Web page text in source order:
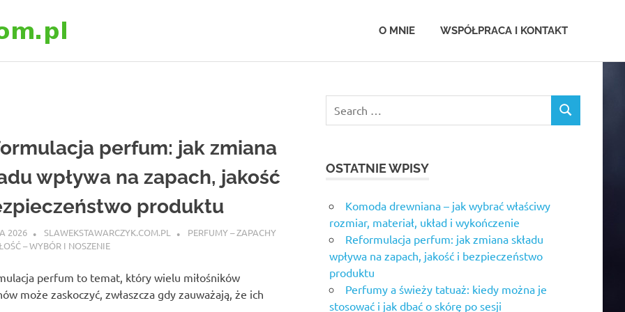
slawekstawarczyk.com.pl
O MNIE WSPÓŁPRACA I KONTAKT
perfum: jak zmiana
wpływa na zapach, jakość
produktu
2026 SLAWEKSTAWARCZYK.COM.PL
PERFUMY – ZAPACHY
– WYBÓR I NOSZENIE
perfum to temat, który wielu miłośników
może zaskoczyć, zwłaszcza gdy zauważają, że ich
OSTATNIE WPISY
Komoda drewniana – jak wybrać właściwy
rozmiar, materiał, układ i wykończenie
Reformulacja perfum: jak zmiana składu
wpływa na zapach, jakość i bezpieczeństwo
produktu
Perfumy a świeży tatuaż: kiedy można je
stosować i jak dbać o skórę po sesji